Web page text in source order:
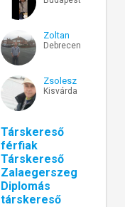
Zoltan
Debrecen
Zsolesz
Kisvárda
Társkereső
férfiak
Társkereső
Zalaegerszeg
Diplomás
társkereső